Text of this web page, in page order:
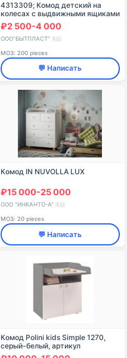
4313309; Комод детский на
колесах с выдвижными ящиками
с декором "МИ-МИ-МИШКИ" 4
ящика (белый)
₽2 500-4 000
ООО"БЫТПЛАСТ" 🇷🇺
МОЗ: 200 pieces
💬 Написать
Комод IN NUVOLLA LUX
₽15 000-25 000
ООО "ИНКАНТО-А" 🇷🇺
МОЗ: 20 pieces
💬 Написать
Комод Polini kids Simple 1270,
серый-белый, артикул
0001316.51